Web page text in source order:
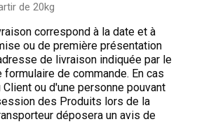
de 20kg
correspond à la date et à
ou de première présentation
de livraison indiquée par le
formulaire de commande. En cas
ou d'une personne pouvant
des Produits lors de la
déposera un avis de